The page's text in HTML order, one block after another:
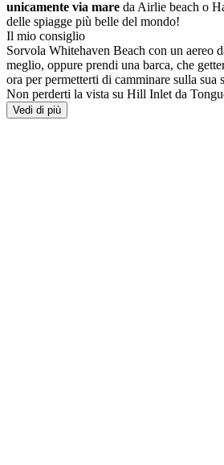
unicamente via mare da Airlie beach o
delle spiagge più belle del mondo!
Il mio consiglio
Sorvola Whitehaven Beach con un aereo
meglio, oppure prendi una barca, che
ora per permetterti di camminare sulla sua
Non perderti la vista su Hill Inlet da
Vedi di più